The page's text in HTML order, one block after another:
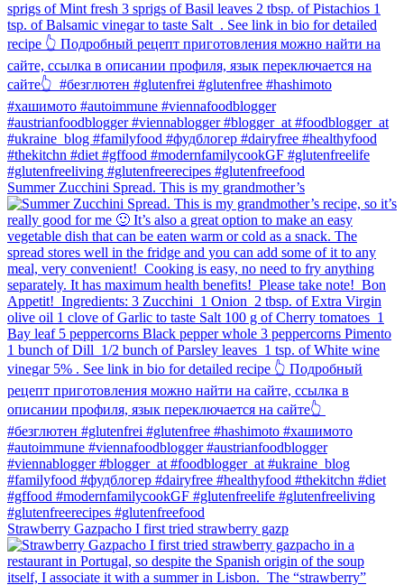
Summer Zucchini Spread.⁠ This is my grandmother’s
Strawberry Gazpacho⁠ I first tried strawberry gazp